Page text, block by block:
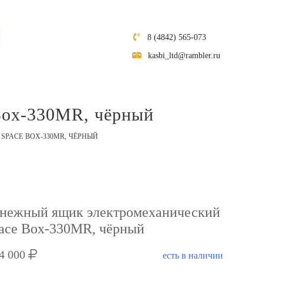
8 (4842) 565-073
kasbi_ltd@rambler.ru
330MR, чёрный
BOX-330MR, ЧЁРНЫЙ
ящик электромеханический
Box-330MR, чёрный
000 есть в наличии